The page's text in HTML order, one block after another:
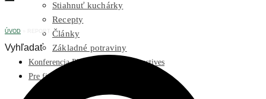
Stiahnuť kuchárky
Recepty
Články
Základné potraviny
Konferencia Plant-Powered Perspectives
Pre firmy
ÚVOD REPORT
Vyhľadať